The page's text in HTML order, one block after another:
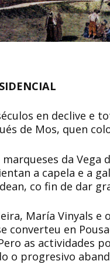
en declive e
de Mos, quen
marqueses da
a capela e a
co fin de dar
María Vinyals
converteu en
as actividades
o progresivo